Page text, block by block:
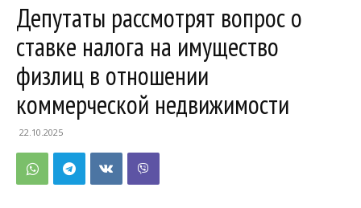
Депутаты рассмотрят вопрос о
ставке налога на имущество
физлиц в отношении
коммерческой недвижимости
22.10.2025